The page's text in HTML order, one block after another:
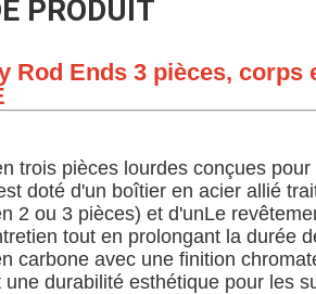
PRODUIT
Rod Ends 3 pièces, corps
trois pièces lourdes conçues pour
doté d'un boîtier en acier allié
2 ou 3 pièces) et d'unLe
tout en prolongant la durée
carbone avec une finition
durabilité esthétique pour les